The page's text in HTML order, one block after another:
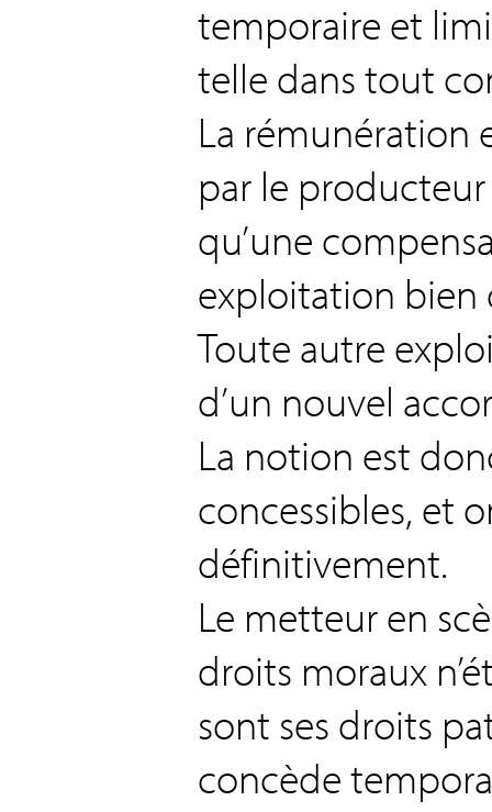
temporaire et
telle dans tout
La rémunération
par le producteur
qu’une
exploitation bien
Toute autre
d’un nouvel
La notion est
concessibles, et
définitivement.
Le metteur en
droits moraux
sont ses droits
concède